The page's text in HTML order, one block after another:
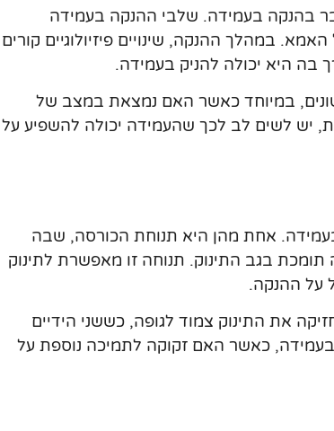
בהנקה בעמידה. שלבי ההנקה בעמידה
במהלך ההנקה, שינויים פיזיולוגיים קורים
בה היא יכולה להניק בעמידה.
במיוחד כאשר האם נמצאת במצב של
יש לשים לב לכך שהעמידה יכולה להשפיע על
אחת מהן היא תנוחת הכורסה, שבה
בגב התינוק. תנוחה זו מאפשרת לתינוק
על ההנקה.
את התינוק צמוד לגופה, כששני הידיים
בעמידה, כאשר האם זקוקה לתמיכה נוספת על